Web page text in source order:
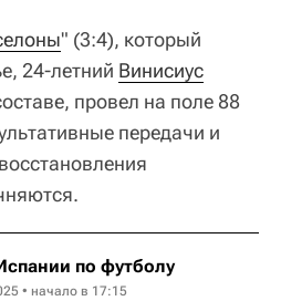
" (3:4), который
24-летний Винисиус
провел на поле 88
передачи и
по футболу
• начало в 17:15